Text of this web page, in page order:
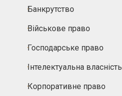
Банкрутство
Військове право
Господарське право
Інтелектуальна власність
Корпоративне право